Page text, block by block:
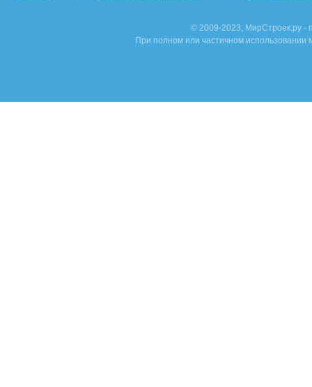
© 2009-2023, МирСтроек.ру -
При полном или частичном использовании